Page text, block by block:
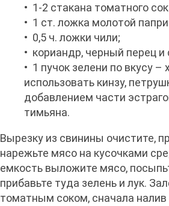
• 1-2 стакана томатного
• 1 ст. ложка молотой
• 0,5 ч. ложки чили;
• кориандр, черный перец и
• 1 пучок зелени по вкусу –
использовать кинзу,
добавлением части
тимьяна.
Вырезку из свинины очистите,
нарежьте мясо на кусочками
емкость выложите мясо,
прибавьте туда зелень и лук.
томатным соком, сначала налив